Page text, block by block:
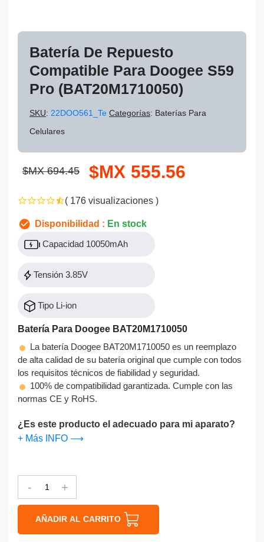
Batería De Repuesto
Compatible Para Doogee S59
Pro (BAT20M1710050)
SKU: 22DOO561_Te Categorías: Baterías Para
Celulares
$MX 694.45 $MX 555.56
( 176 visualizaciones )
Disponibilidad : En stock
Capacidad 10050mAh
Tensión 3.85V
Tipo Li-ion
Batería Para Doogee BAT20M1710050
La batería Doogee BAT20M1710050 es un reemplazo
de alta calidad de su batería original que cumple con todos
los requisitos técnicos de fiabilidad y seguridad.
100% de compatibilidad garantizada. Cumple con las
normas CE y RoHS.
¿Es este producto el adecuado para mi aparato?
+ Más INFO ⟶
- +
AÑADIR AL CARRITO